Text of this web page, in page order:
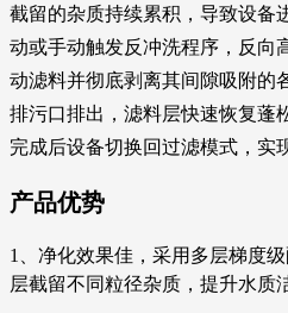
截留的杂质持续累积，导致设备
动或手动触发反冲洗程序，反向
动滤料并彻底剥离其间隙吸附的
排污口排出，滤料层快速恢复蓬
完成后设备切换回过滤模式，实
产品优势
1、净化效果佳，采用多层梯度
层截留不同粒径杂质，提升水质